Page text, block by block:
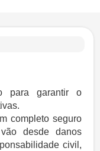
para garantir o
completo seguro
desde danos
civil,